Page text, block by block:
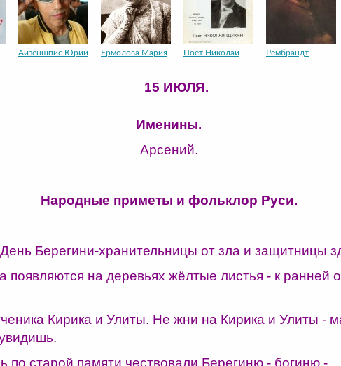
Айзеншпис Юрий Ермолова Мария Поет Николай
Рембрандт
Харменс
15 ИЮЛЯ.
Именины.
Арсений.
Народные приметы и фольклор Руси.
Берегини-хранительницы от зла и защитницы
появляются на деревьях жёлтые листья - к ранней
Кирика и Улиты. Не жни на Кирика и Улиты -
по старой памяти чествовали Берегиню - богиню -